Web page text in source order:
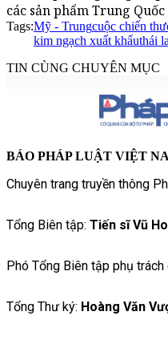
các sản phẩm Trung
Tags:Mỹ - Trungcuộc chiến
kim ngạch xuất khẩuthái
TIN CÙNG CHUYÊN MỤC
BÁO PHÁP LUẬT VIỆT
Chuyên trang truyền thông
Tổng Biên tập: Tiến sĩ Vũ
Phó Tổng Biên tập phụ trách
Tổng Thư ký: Hoàng Văn